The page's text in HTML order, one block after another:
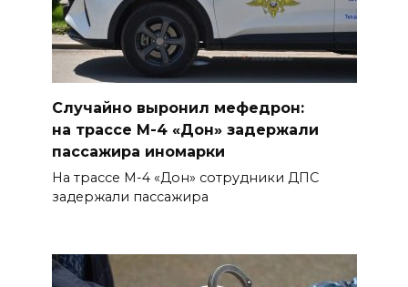
06 августа 2026 15:38
Возбуждено еще одно дело:
подозреваемому в поджоге
на АЗС заполняли две
емкости на 1000 л
06 августа 2026 15:35
Десятки социальных
области за 5 лет воплотились
в федеральные законы
Случайно выронил мефедрон:
на трассе М-4 «Дон» задержали
пассажира иномарки
На трассе М-4 «Дон» сотрудники ДПС
задержали пассажира